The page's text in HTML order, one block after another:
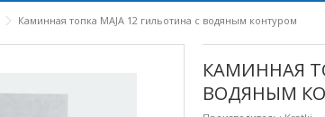
Каминная топка MAJA 12 гильотина с водяным контуром
КАМИННАЯ
ВОДЯНЫМ